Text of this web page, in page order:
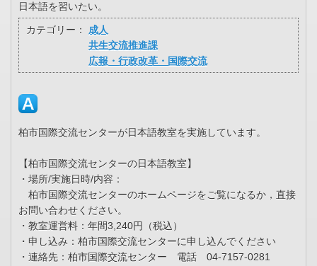
日本語を習いたい。
カテゴリー：
成人
共生交流推進課
広報・行政改革・国際交流
柏市国際交流センターが日本語教室を実施しています。
【柏市国際交流センターの日本語教室】
・場所/実施日時/内容：
柏市国際交流センターのホームページをご覧になるか，直接
お問い合わせください。
・教室運営料：年間3,240円（税込）
・申し込み：柏市国際交流センターに申し込んでください
・連絡先：柏市国際交流センター 電話 04-7157-0281